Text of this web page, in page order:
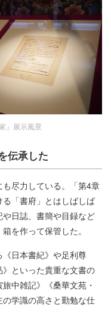
』展示風景
伝承した
尽力している。「第4章
「書府」とはしばしば
日誌、書簡や目録など
を作って保管した。
日本書紀》や足利尊
といった貴重な文書の
中雑記》《桑華文苑・
学識の高さと勤勉な仕